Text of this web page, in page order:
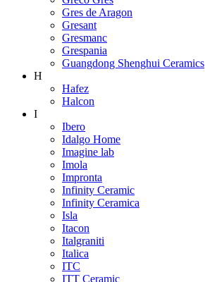
Gres de Aragon
Gresant
Gresmanc
Grespania
Guangdong Shenghui Ceramics
H
Hafez
Halcon
I
Ibero
Idalgo Home
Imagine lab
Imola
Impronta
Infinity Ceramic
Infinity Ceramica
Isla
Itacon
Italgraniti
Italica
ITC
ITT Ceramic